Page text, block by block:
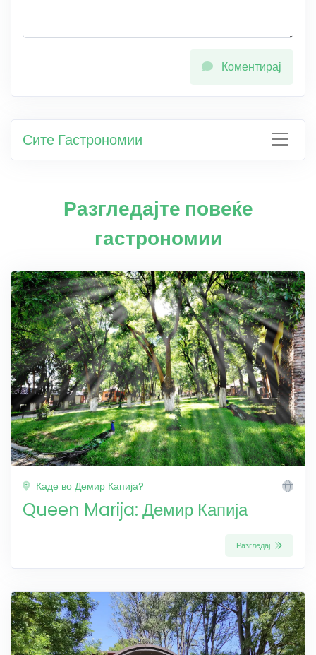
Коментирај
Сите Гастрономии
Разгледајте повеќе
гастрономии
Каде во Демир Капија?
Queen Marija: Демир Капија
Разгледај